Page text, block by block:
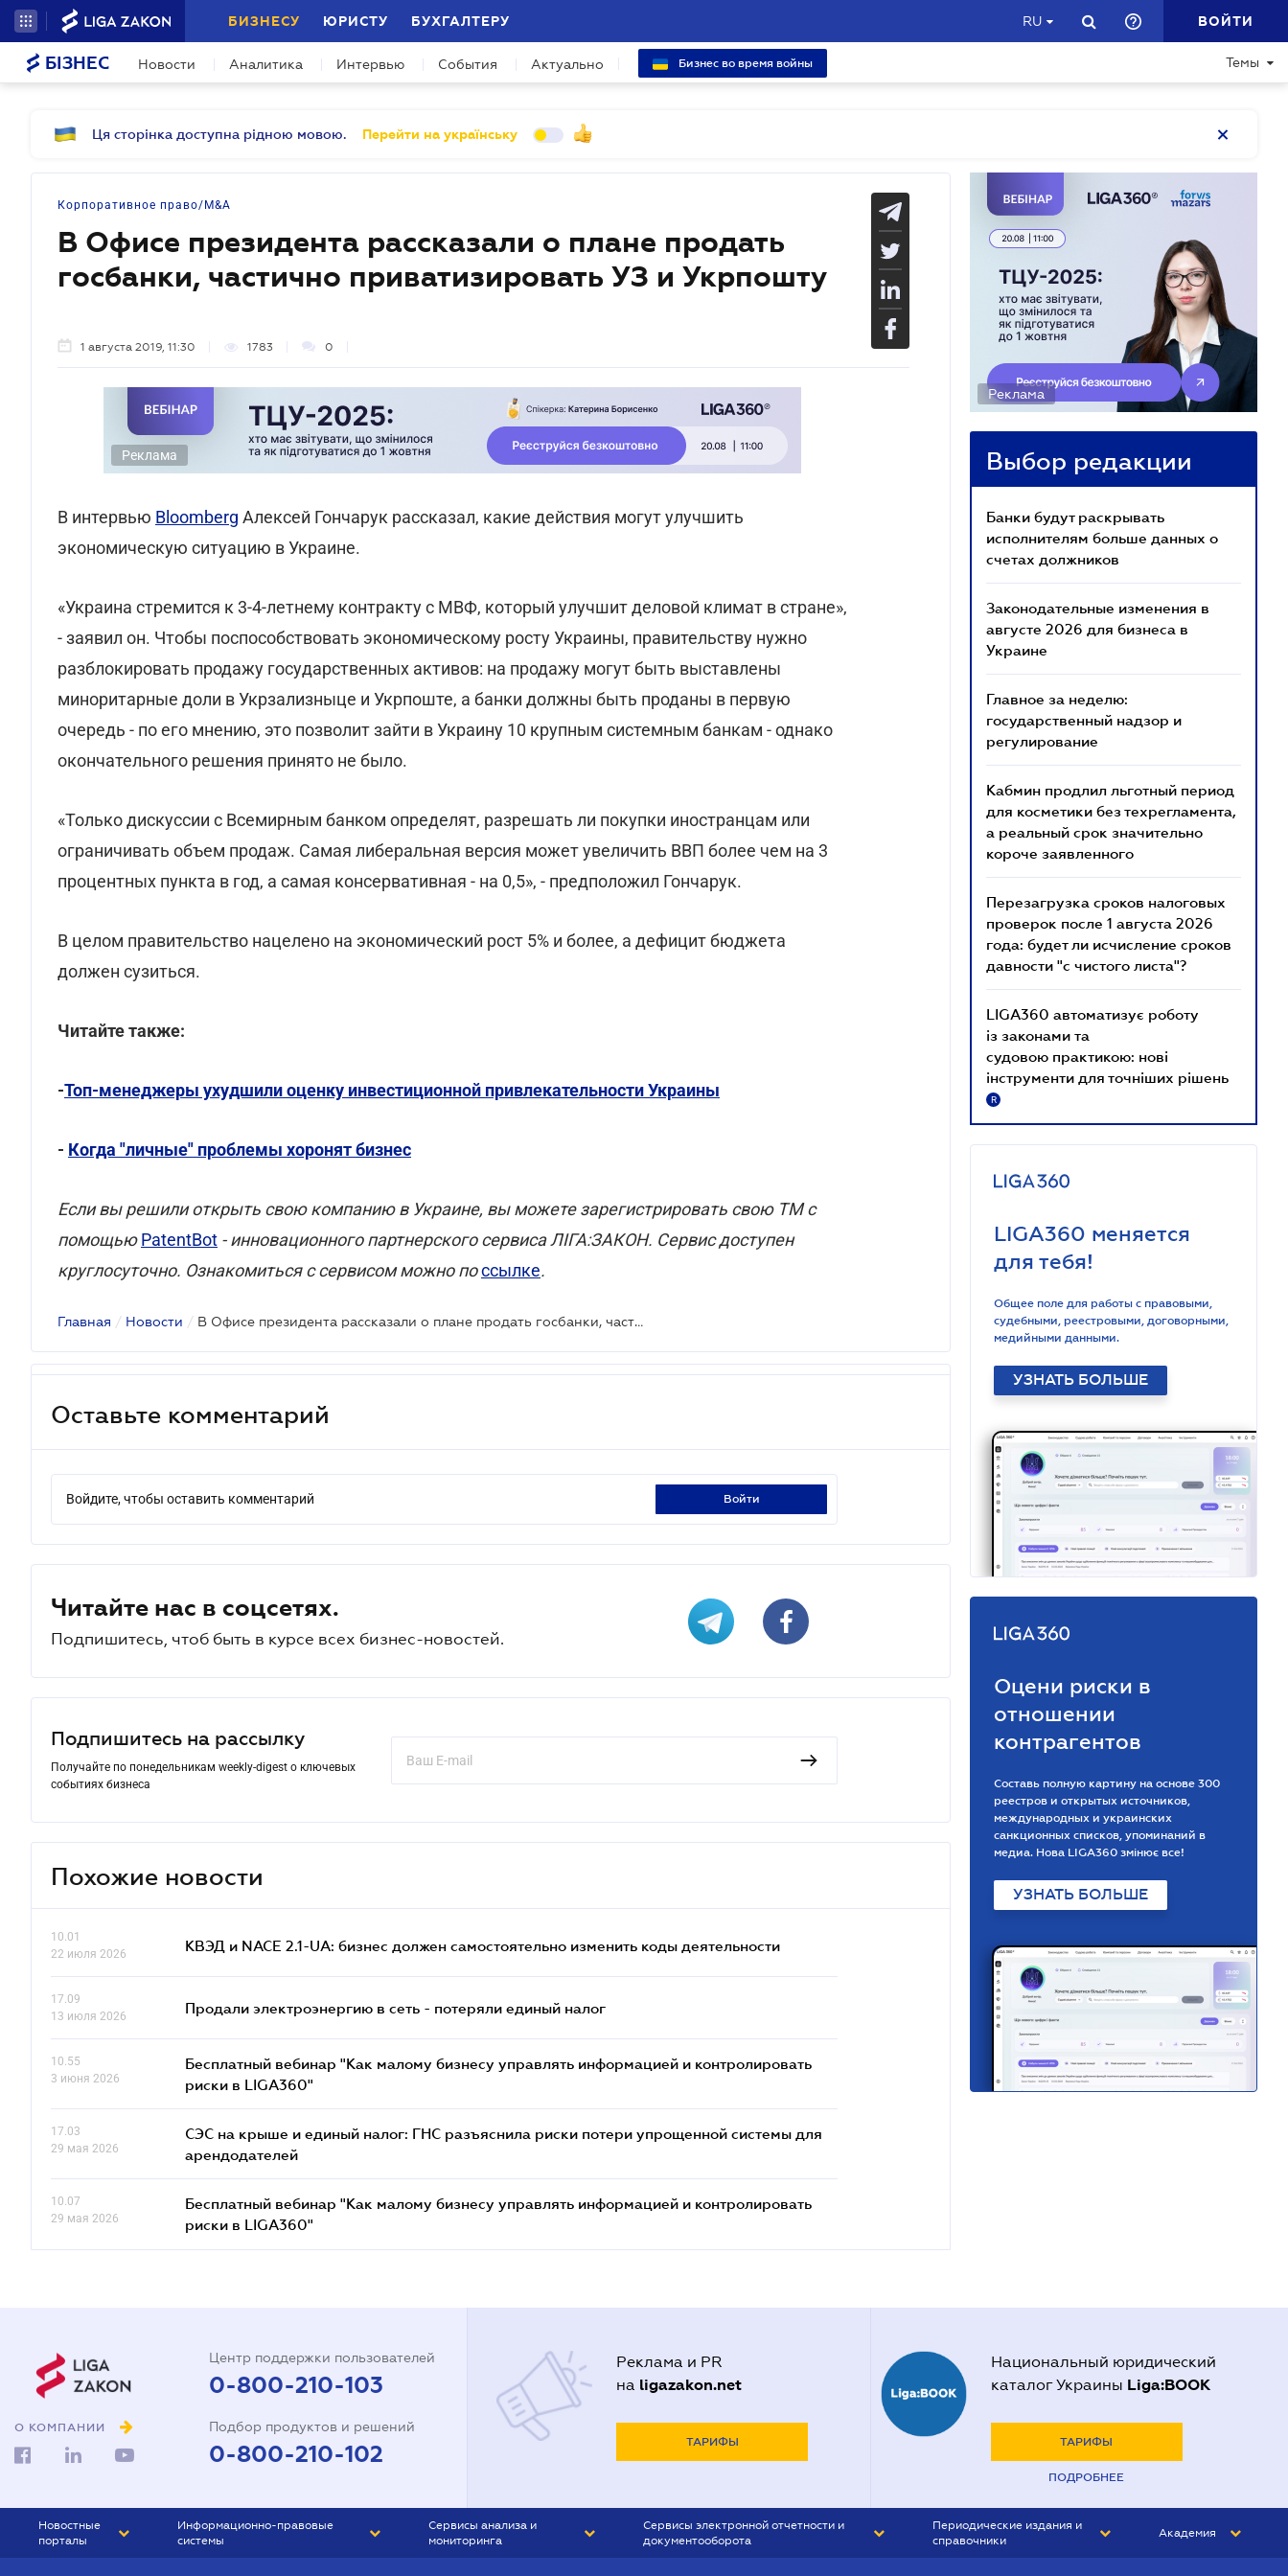
БИЗНЕСУ ЮРИСТУ БУХГАЛТЕРУ RU ВОЙТИ
БІЗНЕС Новости Аналитика Интервью События Актуально Бизнес во время войны Темы
Ця сторінка доступна рідною мовою. Перейти на українську
Корпоративное право/M&A
В Офисе президента рассказали о плане продать
госбанки, частично приватизировать УЗ и Укрпошту
1 августа 2019, 11:30 1783 0
Реклама
В интервью Bloomberg Алексей Гончарук рассказал, какие действия могут улучшить
экономическую ситуацию в Украине.
«Украина стремится к 3-4-летнему контракту с МВФ, который улучшит деловой климат в стране»,
- заявил он. Чтобы поспособствовать экономическому росту Украины, правительству нужно
разблокировать продажу государственных активов: на продажу могут быть выставлены
миноритарные доли в Укрзализныце и Укрпоште, а банки должны быть проданы в первую
очередь - по его мнению, это позволит зайти в Украину 10 крупным системным банкам - однако
окончательного решения принято не было.
«Только дискуссии с Всемирным банком определят, разрешать ли покупки иностранцам или
ограничивать объем продаж. Самая либеральная версия может увеличить ВВП более чем на 3
процентных пункта в год, а самая консервативная - на 0,5», - предположил Гончарук.
В целом правительство нацелено на экономический рост 5% и более, а дефицит бюджета
должен сузиться.
Читайте также:
-Топ-менеджеры ухудшили оценку инвестиционной привлекательности Украины
- Когда "личные" проблемы хоронят бизнес
Если вы решили открыть свою компанию в Украине, вы можете зарегистрировать свою ТМ с
помощьюPatentBot - инновационного партнерского сервиса ЛІГА:ЗАКОН. Сервис доступен
круглосуточно. Ознакомиться с сервисом можно поссылке.
Главная / Новости / В Офисе президента рассказали о плане продать госбанки, частично приватизировать УЗ и Укрпошту
Оставьте комментарий
Войдите, чтобы оставить комментарий войти
Читайте нас в соцсетях.
Подпишитесь, чтоб быть в курсе всех бизнес-новостей.
Подпишитесь на рассылку
Получайте по понедельникам weekly-digest о ключевых
событиях бизнеса
Похожие новости
10.01
22 июля 2026
КВЭД и NACE 2.1-UA: бизнес должен самостоятельно изменить коды деятельности
17.09
13 июля 2026
Продали электроэнергию в сеть - потеряли единый налог
10.55
3 июня 2026
Бесплатный вебинар "Как малому бизнесу управлять информацией и контролировать
риски в LIGA360"
17.03
29 мая 2026
СЭС на крыше и единый налог: ГНС разъяснила риски потери упрощенной системы для
арендодателей
10.07
29 мая 2026
Бесплатный вебинар "Как малому бизнесу управлять информацией и контролировать
риски в LIGA360"
Реклама
Выбор редакции
Банки будут раскрывать
исполнителям больше данных о
счетах должников
Законодательные изменения в
августе 2026 для бизнеса в
Украине
Главное за неделю:
государственный надзор и
регулирование
Кабмин продлил льготный период
для косметики без техрегламента,
а реальный срок значительно
короче заявленного
Перезагрузка сроков налоговых
проверок после 1 августа 2026
года: будет ли исчисление сроков
давности "с чистого листа"?
LIGA360 автоматизує роботу
із законами та
судовою практикою: нові
інструменти для точніших рішень
R
LIGA360 меняется
для тебя!
Общее поле для работы с правовыми,
судебными, реестровыми, договорными,
медийными данными.
УЗНАТЬ БОЛЬШЕ
Оцени риски в
отношении
контрагентов
Составь полную картину на основе 300
реестров и открытых источников,
международных и украинских
санкционных списков, упоминаний в
медиа. Нова LIGA360 змінює все!
УЗНАТЬ БОЛЬШЕ
О КОМПАНИИ
Центр поддержки пользователей
0-800-210-103
Подбор продуктов и решений
0-800-210-102
Реклама и PR
на ligazakon.net
ТАРИФЫ
Национальный юридический
каталог Украины Liga:BOOK
ТАРИФЫ
ПОДРОБНЕЕ
Новостные
порталы
Информационно-правовые
системы
Сервисы анализа и
мониторинга
Сервисы электронной отчетности и
документооборота
Периодические издания и
справочники
Академия